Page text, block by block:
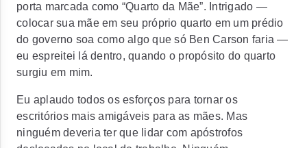
porta marcada como “Quarto da Mãe”. Intrigado —
colocar sua mãe em seu próprio quarto em um prédio
do governo soa como algo que só Ben Carson faria —
eu espreitei lá dentro, quando o propósito do quarto
surgiu em mim.
Eu aplaudo todos os esforços para tornar os
escritórios mais amigáveis para as mães. Mas
ninguém deveria ter que lidar com apóstrofos